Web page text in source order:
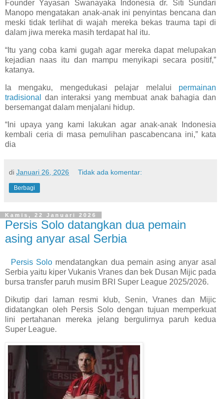
Founder Yayasan Swanayaka Indonesia dr. Siti Sundari
Manopo mengatakan anak-anak ini penyintas bencana dan
meski tidak terlihat di wajah mereka bekas trauma tapi di
dalam jiwa mereka masih terdapat hal itu.
“Itu yang coba kami gugah agar mereka dapat melupakan
kejadian naas itu dan mampu menyikapi secara positif,”
katanya.
Ia mengaku, mengedukasi pelajar melalui permainan
tradisional
dan interaksi yang membuat anak bahagia dan
bersemangat dalam menjalani hidup.
“Ini upaya yang kami lakukan agar anak-anak Indonesia
kembali ceria di masa pemulihan pascabencana ini,” kata
dia
di Januari 26, 2026 Tidak ada komentar:
Berbagi
Kamis, 22 Januari 2026
Persis Solo datangkan dua pemain
asing anyar asal Serbia
Persis Solo mendatangkan dua pemain asing anyar asal
Serbia yaitu kiper Vukanis Vranes dan bek Dusan Mijic pada
bursa transfer paruh musim BRI Super League 2025/2026.
Dikutip dari laman resmi klub, Senin, Vranes dan Mijic
didatangkan oleh Persis Solo dengan tujuan memperkuat
lini pertahanan mereka jelang bergulirnya paruh kedua
Super League.